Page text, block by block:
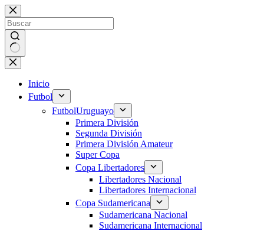
Saltar
al
contenido
Sin
resultados
Inicio
Futbol
FutbolUruguayo
Primera División
Segunda División
Primera División Amateur
Super Copa
Copa Libertadores
Libertadores Nacional
Libertadores Internacional
Copa Sudamericana
Sudamericana Nacional
Sudamericana Internacional